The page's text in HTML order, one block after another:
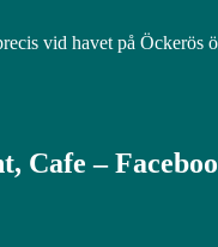
vid havet på
Cafe –